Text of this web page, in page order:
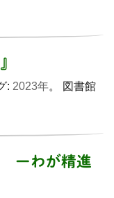
: 2023年 。 図書館
ーわが精進